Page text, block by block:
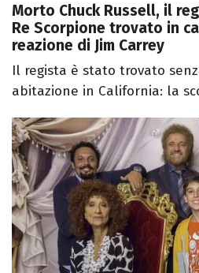
Morto Chuck Russell, il
Re Scorpione trovato in
reazione di Jim Carrey
Il regista è stato trovato
abitazione in California: la